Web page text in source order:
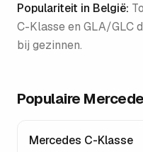
Populariteit in België:
C-Klasse en GLA/GLC
bij gezinnen.
Populaire
Mercedes C-Klasse